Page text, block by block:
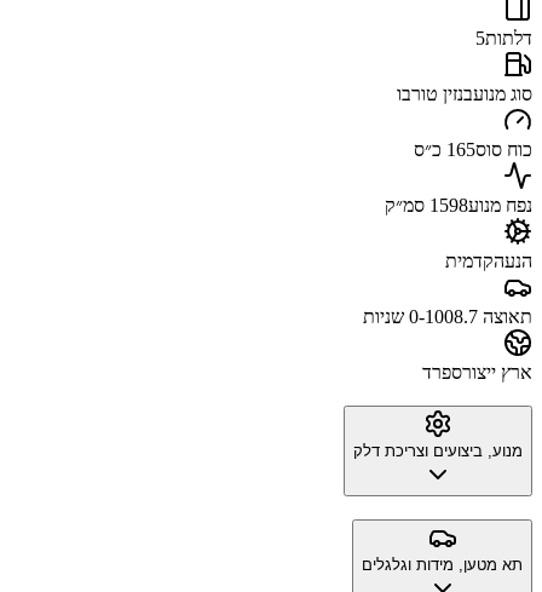
דלתות5
סוג מנועבנזין טורבו
כוח סוס165 כ״ס
נפח מנוע1598 סמ״ק
הנעהקדמית
תאוצה 0-100 8.7 שניות
ארץ ייצורספרד
מנוע, ביצועים וצריכת דלק
תא מטען, מידות וגלגלים